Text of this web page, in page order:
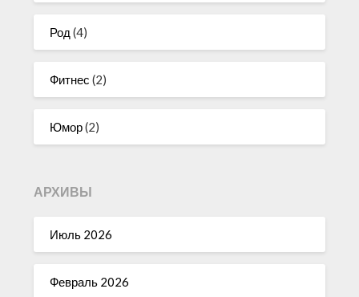
Род (4)
Фитнес (2)
Юмор(2)
АРХИВЫ
Июль 2026
Февраль 2026